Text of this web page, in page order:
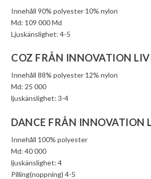
Innehåll 90% polyester 10% nylon
Md: 109 000 Md
Ljuskänslighet: 4-5
COZ FRÅN INNOVATION
Innehåll 88% polyester 12% nylon
Md: 25 000
ljuskänslighet: 3-4
DANCE FRÅN INNOVATION
Innehåll 100% polyester
Md: 40 000
ljuskänslighet: 4
Pilling(noppning) 4-5